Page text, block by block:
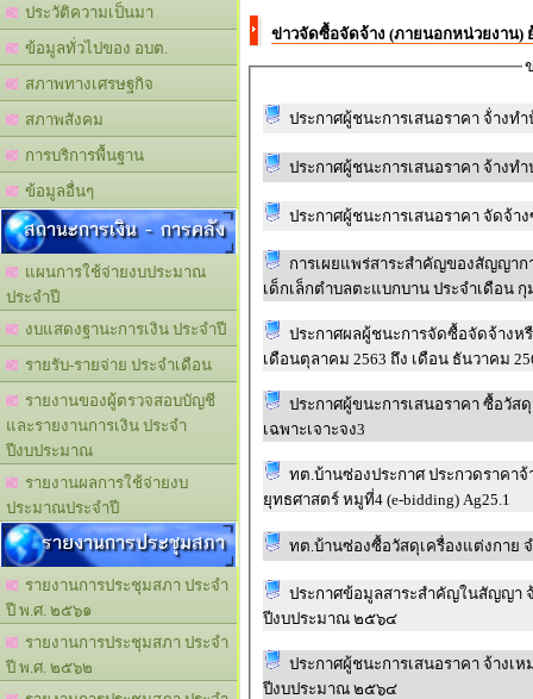
ประวัติความเป็นมา
ข้อมูลทั่วไปของ อบต.
สภาพทางเศรษฐกิจ
สภาพสังคม
การบริการพื้นฐาน
ข้อมูลอื่นๆ
สถานะการเงิน - การคลัง
แผนการใช้จ่ายงบประมาณ
ประจำปี
งบแสดงฐานะการเงิน ประจำปี
รายรับ-รายจ่าย ประจำเดือน
รายงานของผู้ตรวจสอบบัญชี
และรายงานการเงิน ประจำ
ปีงบประมาณ
รายงานผลการใช้จ่ายงบ
ประมาณประจำปี
รายงานการประชุมสภา
รายงานการประชุมสภา ประจำ
ปี พ.ศ. ๒๕๖๑
รายงานการประชุมสภา ประจำ
ปี พ.ศ. ๒๕๖๒
ข่าวจัดซื้อจัดจ้าง (ภายนอกหน่วยงาน)
ประกาศผู้ชนะการเสนอราคา จ้่างท
ประกาศผู้ชนะการเสนอราคา จ้างท
ประกาศผู้ชนะการเสนอราคา จัดจ้า
การเผยแพร่สาระสำคัญของสัญญา
เด็กเล็กตำบลตะแบกบาน ประจำเดือน
ประกาศผลผู้ชนะการจัดซื้อจัดจ้างห
เดือนตุลาคม 2563 ถึง เดือน ธันวาคม
ประกาศผู้ขนะการเสนอราคา ซื้อวัส
เฉพาะเจาะจง3
ทต.บ้านซ่องประกาศ ประกวดราคา
ยุทธศาสตร์ หมูที่4 (e-bidding) Ag25.1
ทต.บ้านซ่องซื้อวัสดุเครื่องแต่งกาย จ
ประกาศข้อมูลสาระสำคัญในสัญญา
ปีงบประมาณ ๒๕๖๔
ประกาศผู้ชนะการเสนอราคา จ้างเ
ปีงบประมาณ ๒๕๖๔